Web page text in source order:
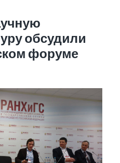
обсудили
форуме